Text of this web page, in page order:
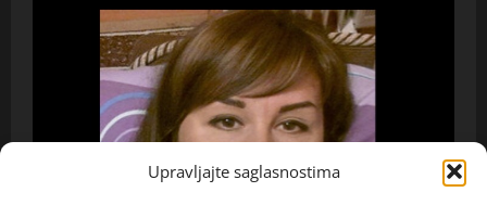
Upravljajte saglasnostima